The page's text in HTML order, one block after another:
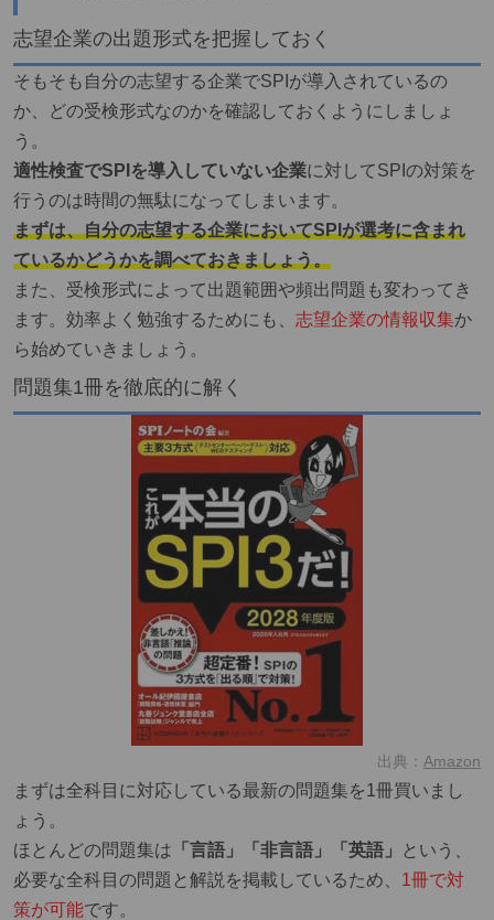
志望企業の出題形式を把握しておく
そもそも自分の志望する企業でSPIが導入されているの
か、どの受検形式なのかを確認しておくようにしましょ
う。
適性検査でSPIを導入していない企業に対してSPIの対策を
行うのは時間の無駄になってしまいます。
まずは、自分の志望する企業においてSPIが選考に含まれ
ているかどうかを調べておきましょう。
また、受検形式によって出題範囲や頻出問題も変わってき
ます。効率よく勉強するためにも、 志望企業の情報収集か
ら始めていきましょう。
問題集1冊を徹底的に解く
出典： Amazon
まずは全科目に対応している最新の問題集を1冊買いまし
ょう。
ほとんどの問題集は 「言語」「非言語」「英語」
という、
必要な全科目の問題と解説を掲載しているため、 1冊で対
策が可能です。